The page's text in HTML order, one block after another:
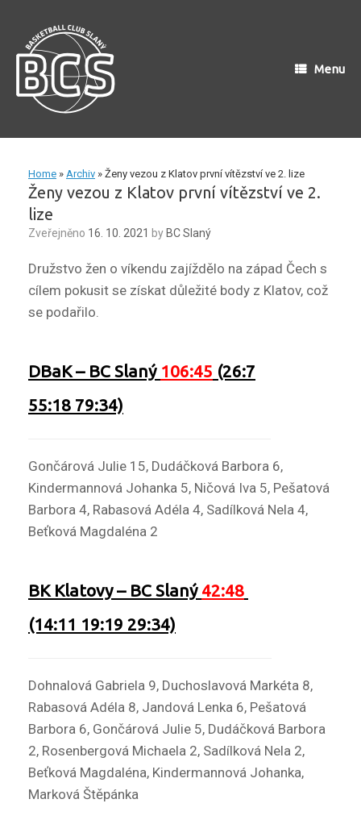
content
Menu
Home » Archiv » Ženy vezou z Klatov první vítězství ve 2. lize
Ženy vezou z Klatov první vítězství ve 2.
lize
Zveřejněno 16. 10. 2021 by BC Slaný
Družstvo žen o víkendu zajíždělo na západ Čech s
cílem pokusit se získat důležité body z Klatov, což
se podařilo.
DBaK– BC Slaný 106:45 (26:7
55:18 79:34)
Gončárová Julie 15, Dudáčková Barbora 6,
Kindermannová Johanka 5, Ničová Iva 5, Pešatová
Barbora 4, Rabasová Adéla 4, Sadílková Nela 4,
Beťková Magdaléna 2
BK Klatovy–BC Slaný 42:48
(14:11 19:19 29:34)
Dohnalová Gabriela 9, Duchoslavová Markéta 8,
Rabasová Adéla 8, Jandová Lenka 6, Pešatová
Barbora 6, Gončárová Julie 5, Dudáčková Barbora
2, Rosenbergová Michaela 2, Sadílková Nela 2,
Beťková Magdaléna, Kindermannová Johanka,
Marková Štěpánka